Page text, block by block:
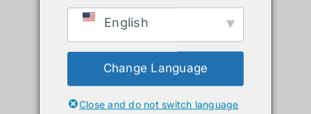
Sort byDefault Order
Show12 Products
English
Change Language
Close and do not switch language